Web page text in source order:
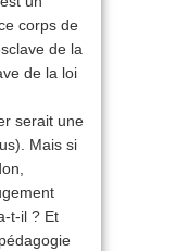
corps de
de la
de la loi
serait une
Mais si
t-il ? Et